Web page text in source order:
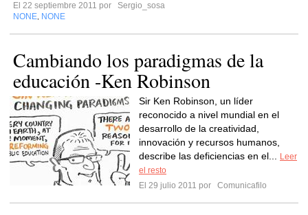
El 22 septiembre 2011 por
Sergio_sosa
NONE NONE
Cambiando los paradigmas de la
educación -Ken Robinson
Sir Ken Robinson, un líder
reconocido a nivel mundial en el
desarrollo de la creatividad,
innovación y recursos humanos,
describe las deficiencias en el...
Leer
el resto
El 29 julio 2011 por
Comunicafilo